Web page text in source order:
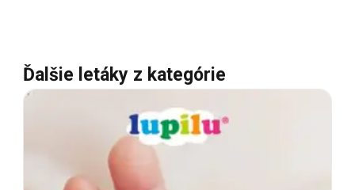
Ďalšie letáky z kategórie